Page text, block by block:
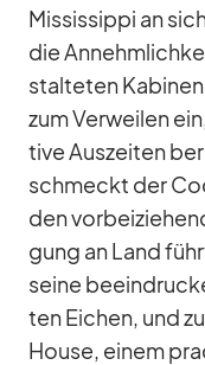
Mis­sis­sippi an
die
stal­te­ten
zum Ver­wei­len
tive Aus­zei­ten
schmeckt der
den
gung an Land
seine
ten Ei­chen, und
House, ei­nem